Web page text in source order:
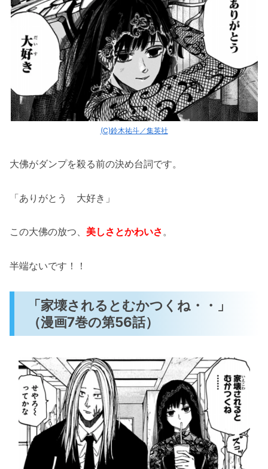
(C)鈴木祐斗／集英社
大佛がダンプを殺る前の決め台詞です。
「ありがとう 大好き」
この大佛の放つ、 美しさとかわいさ。
半端ないです！！
「家壊されるとむかつくね・・」
（漫画7巻の第56話）